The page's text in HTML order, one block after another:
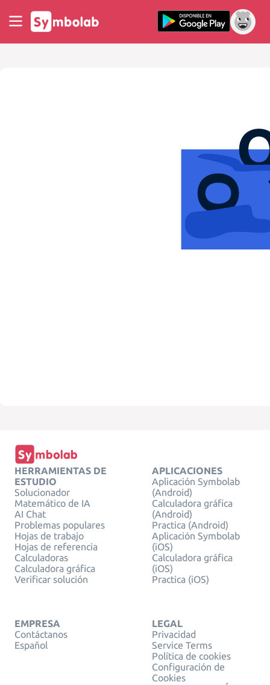
HERRAMIENTAS DE
ESTUDIO
Solucionador
Matemático de IA
AI Chat
Problemas populares
Hojas de trabajo
Hojas de referencia
Calculadoras
Calculadora gráfica
Verificar solución
APLICACIONES
Aplicación Symbolab
(Android)
Calculadora gráfica
(Android)
Practica (Android)
Aplicación Symbolab
(iOS)
Calculadora gráfica
(iOS)
Practica (iOS)
EMPRESA
Contáctanos
Español
LEGAL
Privacidad
Service Terms
Política de cookies
Configuración de
Cookies